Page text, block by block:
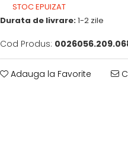
STOC EPUIZAT
Durata de livrare:1-2 zile
Cod Produs:
Adauga la Favorite